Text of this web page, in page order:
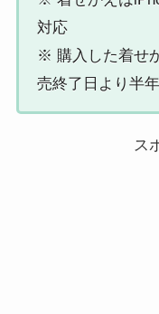
対応
※ 購入した着せ
売終了日より半
ス